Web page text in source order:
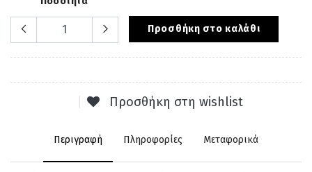
Προσθήκη στο καλάθι
Προσθήκη στη wishlist
Περιγραφή Πληροφορίες Μεταφορικά